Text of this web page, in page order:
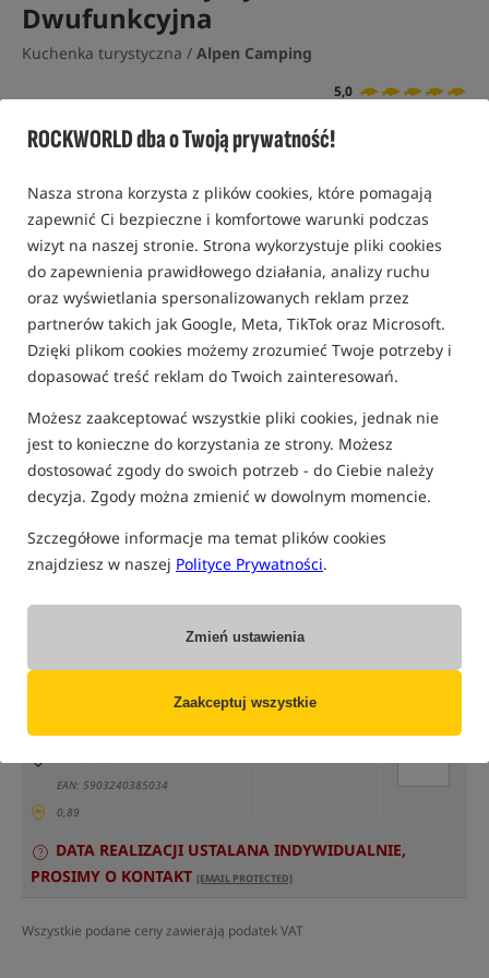
ROCKWORLD dba o Twoją prywatność!
Nasza strona korzysta z plików cookies, które pomagają
zapewnić Ci bezpieczne i komfortowe warunki podczas
wizyt na naszej stronie. Strona wykorzystuje pliki cookies
do zapewnienia prawidłowego działania, analizy ruchu
oraz wyświetlania spersonalizowanych reklam przez
partnerów takich jak Google, Meta, TikTok oraz Microsoft.
Dzięki plikom cookies możemy zrozumieć Twoje potrzeby i
dopasować treść reklam do Twoich zainteresowań.
Możesz zaakceptować wszystkie pliki cookies, jednak nie
jest to konieczne do korzystania ze strony. Możesz
dostosować zgody do swoich potrzeb - do Ciebie należy
decyzja. Zgody można zmienić w dowolnym momencie.
Szczegółowe informacje ma temat plików cookies
znajdziesz w naszej Polityce Prywatności.
Zmień ustawienia
Zaakceptuj wszystkie
Dwufunkcyjna
Kuchenka turystyczna / Alpen Camping
5,0
(część opcji mogła zostać ukryta przez wybrany sposób filtrowania)
EAN: 5903240385034
0,89
DATA REALIZACJI USTALANA INDYWIDUALNIE,
PROSIMY O KONTAKT [EMAIL PROTECTED]
Wszystkie podane ceny zawierają podatek VAT